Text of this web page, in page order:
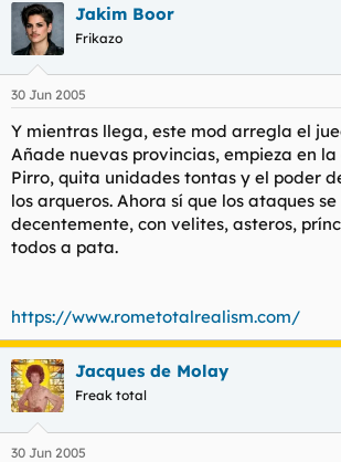
Jakim Boor
Frikazo
30 Jun 2005
Y mientras llega, este mod arregla el
Añade nuevas provincias, empieza en
Pirro, quita unidades tontas y el poder
los arqueros. Ahora sí que los ataques
decentemente, con velites, asteros,
todos a pata.
https://www.rometotalrealism.com/
Jacques de Molay
Freak total
30 Jun 2005